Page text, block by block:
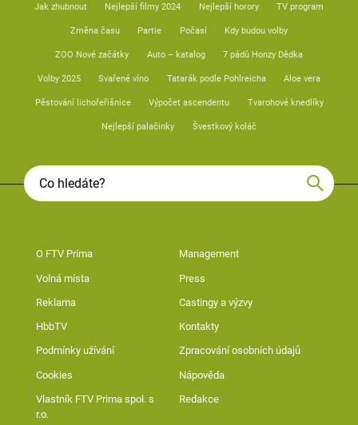
Jak zhubnout Nejlepší filmy 2024 Nejlepší horory TV program
Změna času Partie Počasí Kdy budou volby
ZOO Nové začátky Auto – katalog 7 pádů Honzy Dědka
Volby 2025 Svařené víno Tatarák podle Pohlreicha Aloe vera
Pěstování lichořeřišnice Výpočet ascendentu Tvarohové knedlíky
Nejlepší palačinky Švestkový koláč
O FTV Prima Management
Volná místa Press
Reklama Castingy a výzvy
HbbTV Kontakty
Podmínky užívání Zpracování osobních údajů
Cookies Nápověda
Vlastník FTV Prima spol. s
r.o.
Redakce